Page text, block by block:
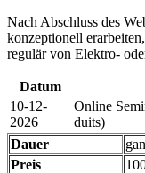
Nach Abschluss des
konzeptionell
regulär von Elektro-
Datum
10-12-
2026
Online
duits)
Dauer
Preis